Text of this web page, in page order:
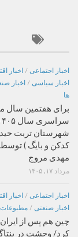
اخبار اجتماعی / اخبار
اخبار سیاسی / اخبار
ها
برای هفتمین سال
شهرستان تربت
کدکن و بایگ )
مهدی مروج
مرداد ۱۷, ۱۴۰۵
اخبار اجتماعی / اخبار
اخبار صنعتی / مطبوعات
چین هم پس از